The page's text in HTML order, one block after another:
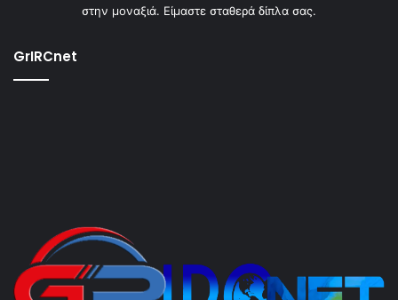
στην μοναξιά. Είμαστε σταθερά δίπλα σας.
GrIRCnet